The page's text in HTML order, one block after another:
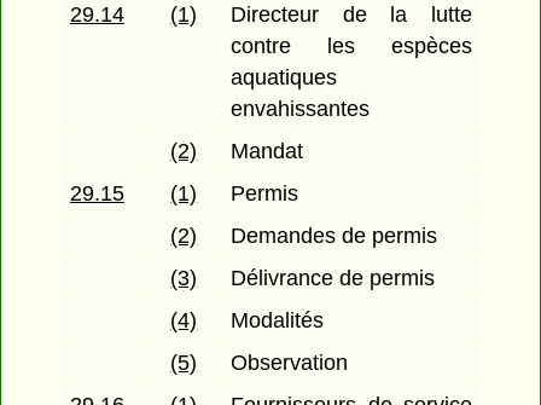
29.14
(1)
Directeur de la lutte
contre les espèces
aquatiques
envahissantes
(2)
Mandat
29.15
(1)
Permis
(2)
Demandes de permis
(3)
Délivrance de permis
(4)
Modalités
(5)
Observation